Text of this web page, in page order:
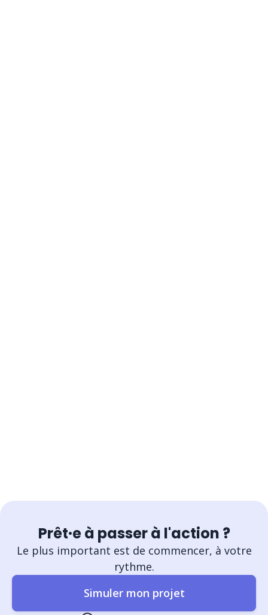
Prêt·e à passer à l'action ?
Le plus important est de commencer, à votre
rythme.
Simuler mon projet